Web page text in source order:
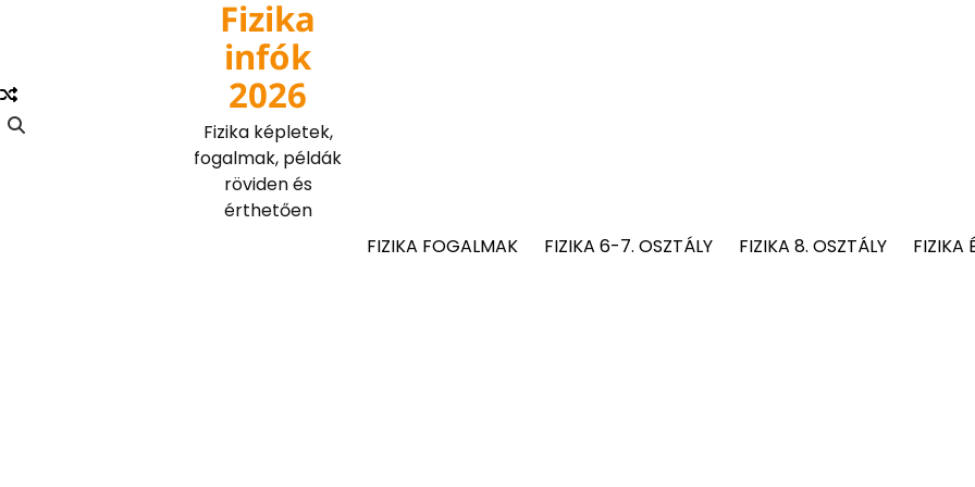
Fizika
infók
2026
Fizika képletek,
fogalmak, példák
röviden és
érthetően
FIZIKA FOGALMAK
FIZIKA 6-7. OSZTÁLY FIZIKA 8. OSZTÁLY FIZIKA